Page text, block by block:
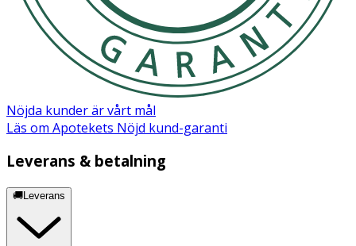
Nöjda kunder är vårt mål
Läs om Apotekets Nöjd kund-garanti
Leverans & betalning
🚚Leverans